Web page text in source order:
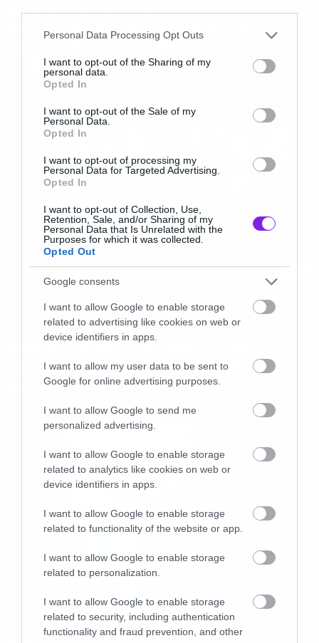
Please note that this website/app uses one or more Google
not limited to your visit or usage behaviour. You may click to
grant or deny consent to Google and its third-party tags to
use your data for below specified purposes in below Google
consent section.
Personal Data Processing Opt Outs
I want to opt-out of the Sharing of my
personal data.
Opted In
I want to opt-out of the Sale of my
Personal Data.
Opted In
I want to opt-out of processing my
Personal Data for Targeted Advertising.
Opted In
I want to opt-out of Collection, Use,
Retention, Sale, and/or Sharing of my
Personal Data that Is Unrelated with the
Purposes for which it was collected.
Opted Out
Google consents
I want to allow Google to enable storage
related to advertising like cookies on web or
device identifiers in apps.
I want to allow my user data to be sent to
Google for online advertising purposes.
I want to allow Google to send me
personalized advertising.
I want to allow Google to enable storage
related to analytics like cookies on web or
device identifiers in apps.
I want to allow Google to enable storage
related to functionality of the website or app.
I want to allow Google to enable storage
related to personalization.
I want to allow Google to enable storage
related to security, including authentication
functionality and fraud prevention, and other
Rolling Stones: Δείτε το
Sympathy for the Devil σε 4K
από το Rock and Roll Circus του
1968
Rolling Stones: Ακούστε την
ακυκλοφόρητη συνεργασία τους
με τον Jimmy Page